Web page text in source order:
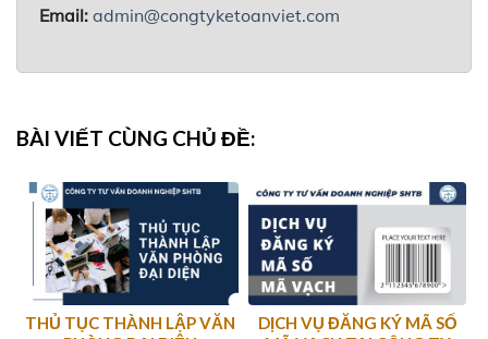
Email: admin@congtyketoanviet.com
BÀI VIẾT CÙNG CHỦ ĐỀ:
THỦ TỤC THÀNH LẬP VĂN
DỊCH VỤ ĐĂNG KÝ MÃ SỐ